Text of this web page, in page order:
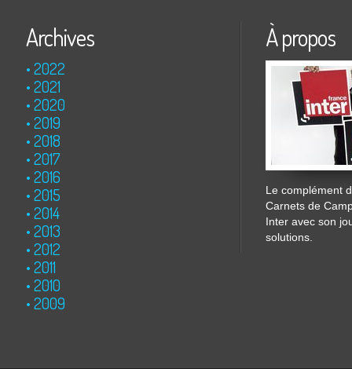
Archives
2022
2021
2020
2019
2018
2017
2016
2015
2014
2013
2012
2011
2010
2009
À propos
Le complément
Carnets de
Inter avec son
solutions.